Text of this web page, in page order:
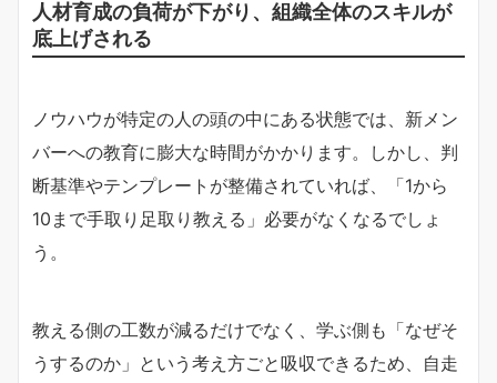
人材育成の負荷が下がり、組織全体のスキルが
底上げされる
ノウハウが特定の人の頭の中にある状態では、新メン
バーへの教育に膨大な時間がかかります。しかし、判
断基準やテンプレートが整備されていれば、「1から
10まで手取り足取り教える」必要がなくなるでしょ
う。
教える側の工数が減るだけでなく、学ぶ側も「なぜそ
うするのか」という考え方ごと吸収できるため、自走